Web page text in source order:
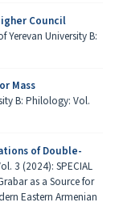
Council
Yerevan University B:
Mass
B: Philology: Vol.
of Double-
3 (2024): SPECIAL
as a Source for
Eastern Armenian